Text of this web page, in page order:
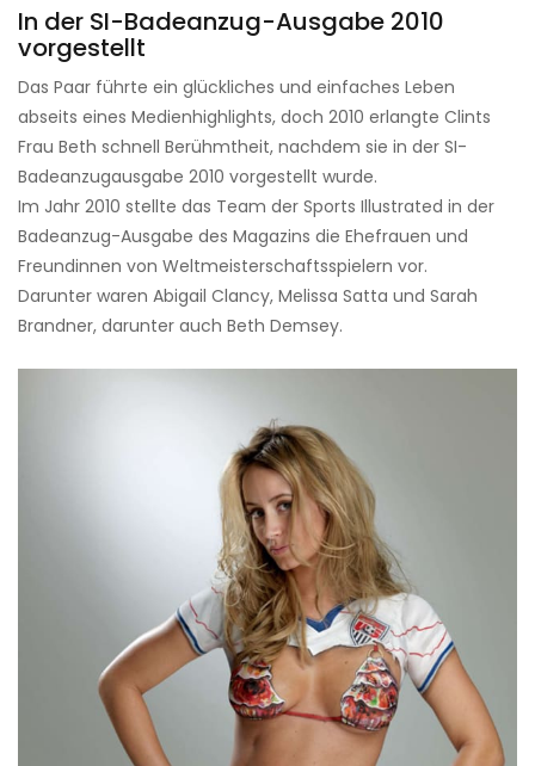
In der SI-Badeanzug-Ausgabe 2010
vorgestellt
Das Paar führte ein glückliches und einfaches Leben
abseits eines Medienhighlights, doch 2010 erlangte Clints
Frau Beth schnell Berühmtheit, nachdem sie in der SI-
Badeanzugausgabe 2010 vorgestellt wurde.
Im Jahr 2010 stellte das Team der Sports Illustrated in der
Badeanzug-Ausgabe des Magazins die Ehefrauen und
Freundinnen von Weltmeisterschaftsspielern vor.
Darunter waren Abigail Clancy, Melissa Satta und Sarah
Brandner, darunter auch Beth Demsey.